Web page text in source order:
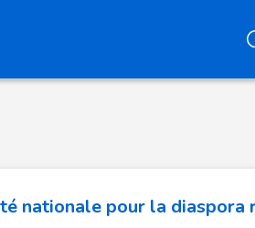
nationale pour la diaspora